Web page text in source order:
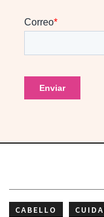
CABELLO